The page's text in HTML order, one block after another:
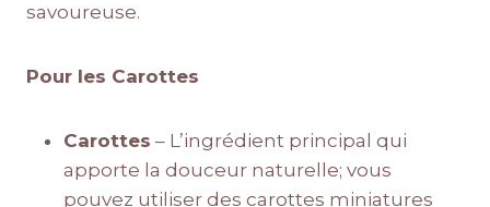
savoureuse.
Pour les Carottes
Carottes – L’ingrédient principal qui
apporte la douceur naturelle; vous
pouvez utiliser des carottes miniatures